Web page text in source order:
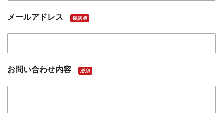
メールアドレス 確認用
お問い合わせ内容 必須